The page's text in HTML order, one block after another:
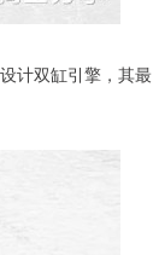
计双缸引擎，其最